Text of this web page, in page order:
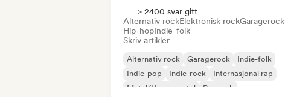
> 2400 svar gitt
Alternativ rockElektronisk rockGaragerock
Hip-hopIndie-folk
Skriv artikler
Alternativ rock Garagerock
Indie-folk
Indie-pop
Indie-rock
Internasjonal rap
Metal/Heavy metal
Poprock